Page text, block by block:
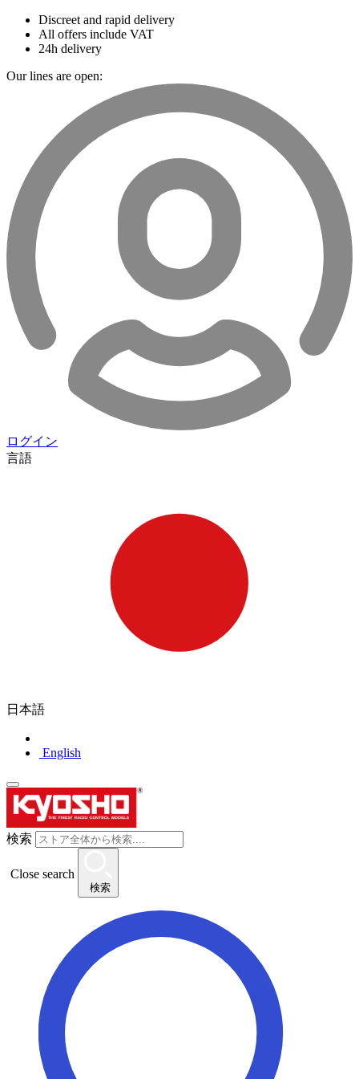
Discreet and rapid delivery
All offers include VAT
24h delivery
Our lines are open:
ログイン
言語
日本語
English
検索
Close search
検索